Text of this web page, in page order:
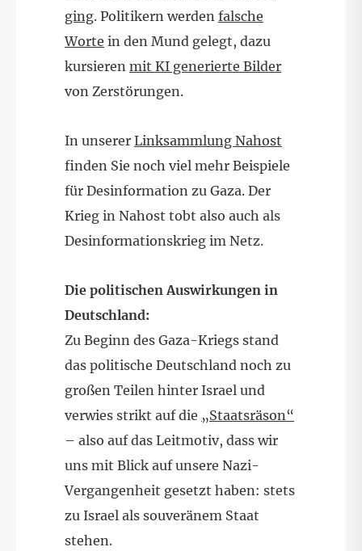
ging. Politikern werden falsche
Worte in den Mund gelegt, dazu
kursieren mit KI generierte Bilder
von Zerstörungen.
In unserer Linksammlung Nahost
finden Sie noch viel mehr Beispiele
für Desinformation zu Gaza. Der
Krieg in Nahost tobt also auch als
Desinformationskrieg im Netz.
Die politischen Auswirkungen in
Deutschland:
Zu Beginn des Gaza-Kriegs stand
das politische Deutschland noch zu
großen Teilen hinter Israel und
verwies strikt auf die „Staatsräson“
– also auf das Leitmotiv, dass wir
uns mit Blick auf unsere Nazi-
Vergangenheit gesetzt haben: stets
zu Israel als souveränem Staat
stehen.